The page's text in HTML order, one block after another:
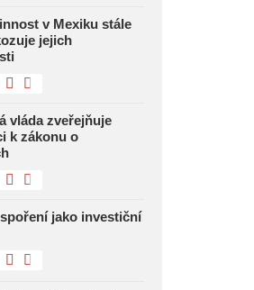
v Mexiku stále
jejich
vláda zveřejňuje
k zákonu o
jako investiční